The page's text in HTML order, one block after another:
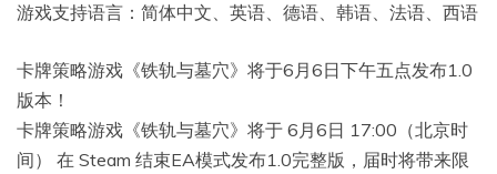
游戏支持语言：简体中文、英语、德语、韩语、法语、西语
卡牌策略游戏《铁轨与墓穴》将于6月6日下午五点发布1.0
版本！
卡牌策略游戏《铁轨与墓穴》将于 6月6日 17:00（北京时
间） 在 Steam 结束EA模式发布1.0完整版，届时将带来限